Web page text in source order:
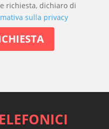
richiesta, dichiaro di
sulla privacy